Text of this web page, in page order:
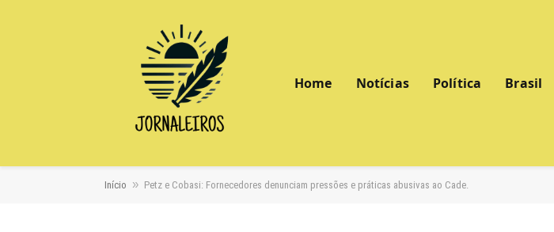
Home Notícias Política Brasil
Início » Petz e Cobasi: Fornecedores denunciam pressões e práticas abusivas ao Cade.